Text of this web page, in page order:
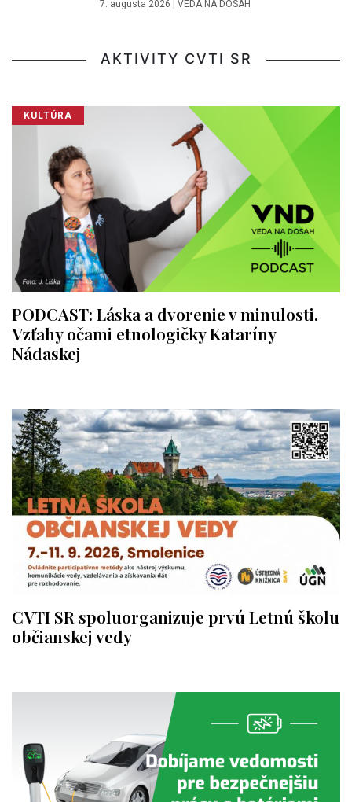
7. augusta 2026 VEDA NA DOSAH
AKTIVITY CVTI SR
KULTÚRA
PODCAST: Láska a dvorenie v minulosti.
Vzťahy očami etnologičky Kataríny
Nádaskej
CVTI SR spoluorganizuje prvú Letnú školu
občianskej vedy